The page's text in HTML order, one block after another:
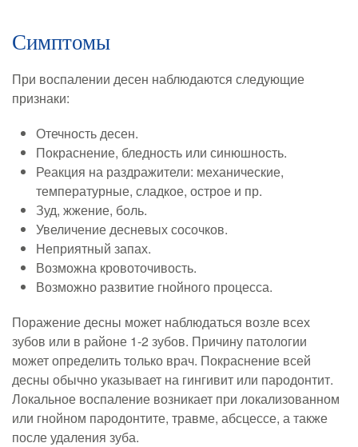
Симптомы
При воспалении десен наблюдаются следующие
признаки:
Отечность десен.
Покраснение, бледность или синюшность.
Реакция на раздражители: механические,
температурные, сладкое, острое и пр.
Зуд, жжение, боль.
Увеличение десневых сосочков.
Неприятный запах.
Возможна кровоточивость.
Возможно развитие гнойного процесса.
Поражение десны может наблюдаться возле всех
зубов или в районе 1-2 зубов. Причину патологии
может определить только врач. Покраснение всей
десны обычно указывает на гингивит или пародонтит.
Локальное воспаление возникает при локализованном
или гнойном пародонтите, травме, абсцессе, а также
после удаления зуба.